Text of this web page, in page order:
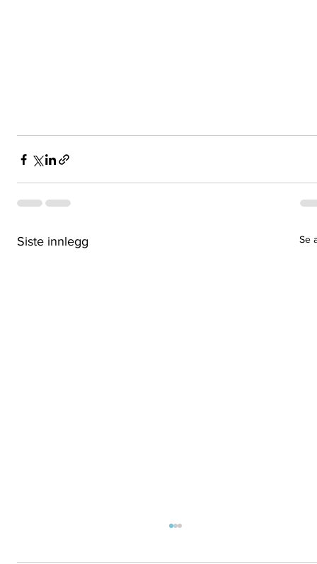
Siste innlegg Se